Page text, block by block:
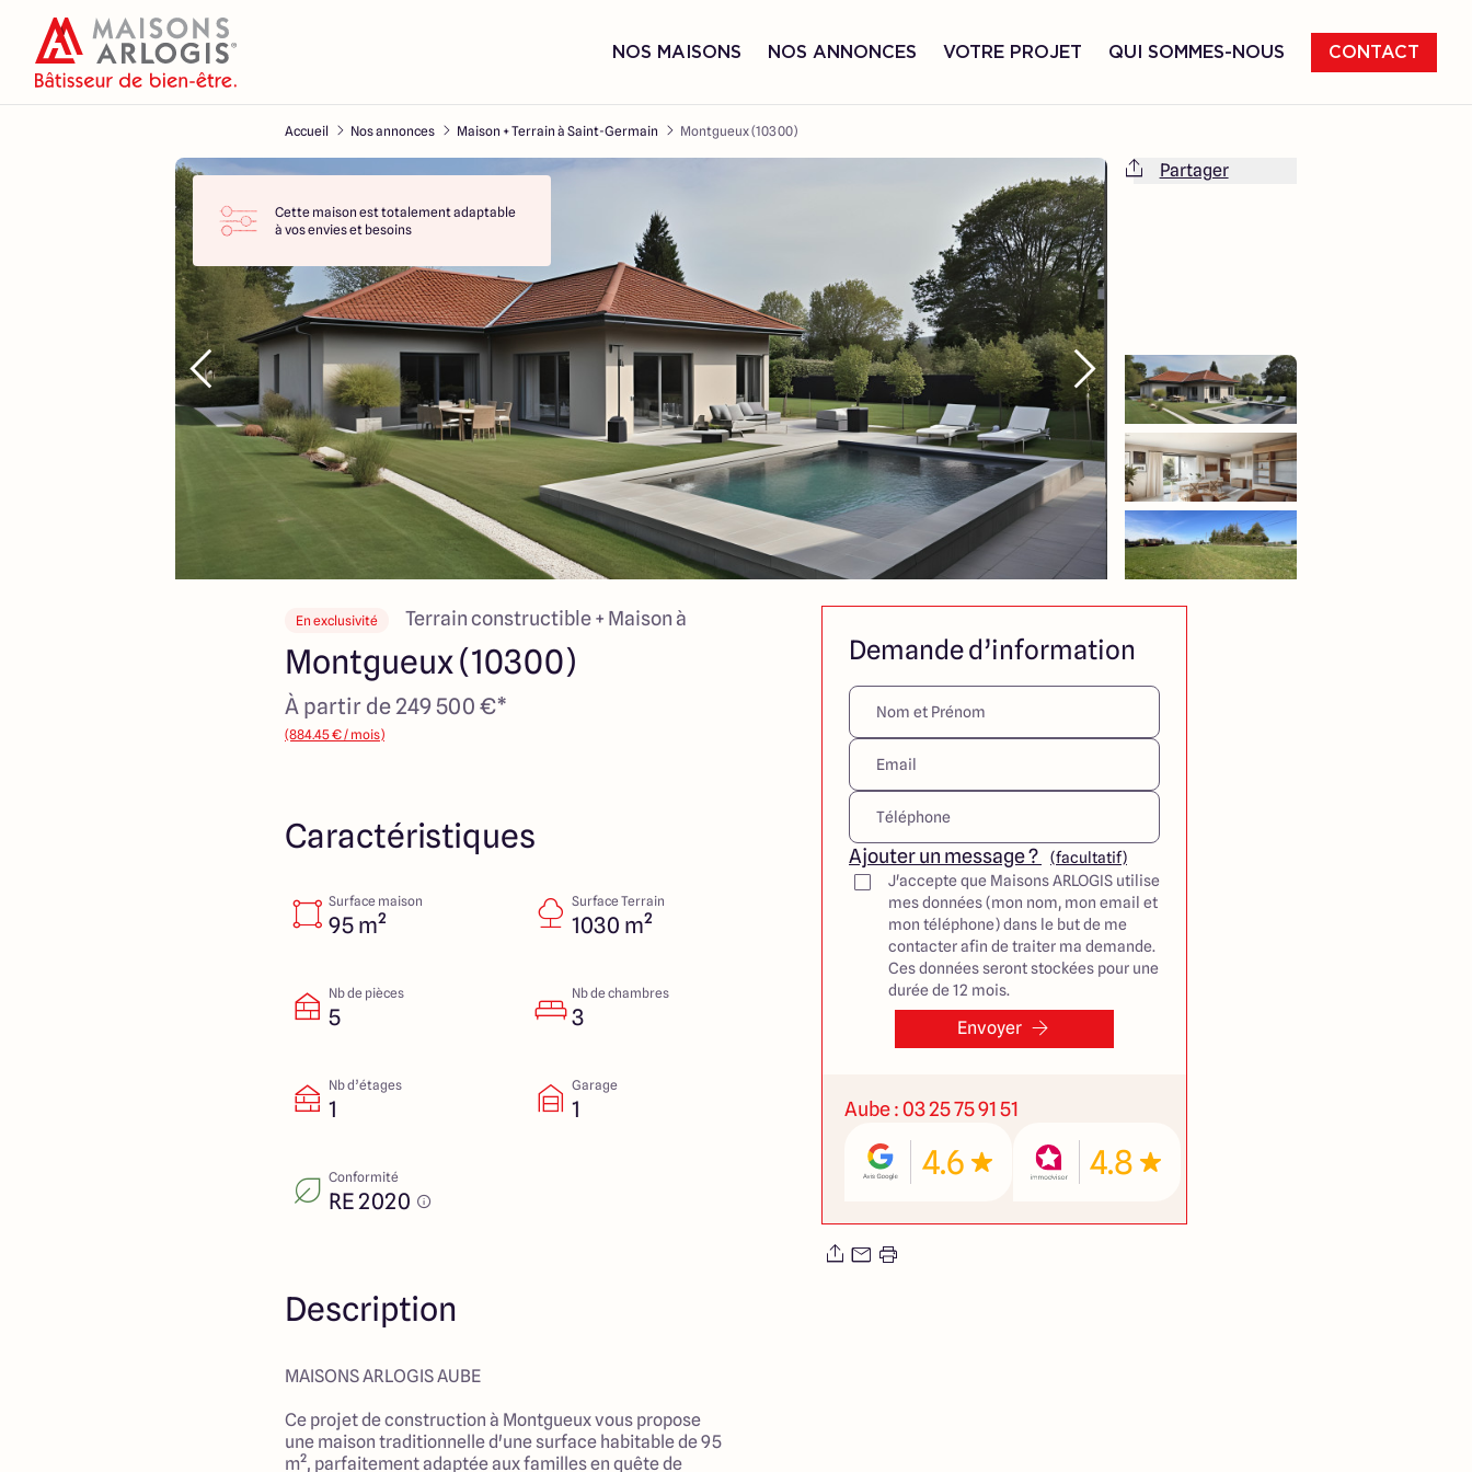
NOS MAISONS NOS ANNONCES VOTRE PROJET QUI SOMMES-NOUS CONTACT
Accueil Nos annonces Maison + Terrain à Saint-Germain Montgueux (10300)
Cette maison est totalement adaptable
à vos envies et besoins
Partager
En exclusivité Terrain constructible + Maison à
Montgueux (10300)
À partir de 249 500 €*
(884.45 € / mois)
Caractéristiques
Surface maison
95 m²
Surface Terrain
1030 m²
Nb de pièces
5
Nb de chambres
3
Nb d’étages
1
Garage
1
Conformité
RE 2020
Description
MAISONS ARLOGIS AUBE
Ce projet de construction à Montgueux vous propose
une maison traditionnelle d'une surface habitable de 95
m², parfaitement adaptée aux familles en quête de
Demande d’information
Ajouter un message ?
(facultatif)
J'accepte que Maisons ARLOGIS utilise
mes données (mon nom, mon email et
mon téléphone) dans le but de me
contacter afin de traiter ma demande.
Ces données seront stockées pour une
durée de 12 mois.
Envoyer
Aube : 03 25 75 91 51
4.6 4.8